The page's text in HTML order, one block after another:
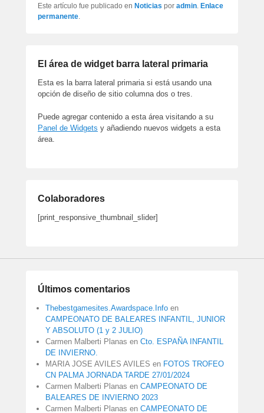
Este artículo fue publicado en Noticias por admin. Enlace
permanente.
El área de widget barra lateral primaria
Esta es la barra lateral primaria si está usando una
opción de diseño de sitio columna dos o tres.
Puede agregar contenido a esta área visitando a su
Panel de Widgets y añadiendo nuevos widgets a esta
área.
Colaboradores
[print_responsive_thumbnail_slider]
Últimos comentarios
Thebestgamesites.Awardspace.Info en
CAMPEONATO DE BALEARES INFANTIL, JUNIOR
Y ABSOLUTO (1 y 2 JULIO)
Carmen Malberti Planas en Cto. ESPAÑA INFANTIL
DE INVIERNO.
MARIA JOSE AVILES AVILES en FOTOS TROFEO
CN PALMA JORNADA TARDE 27/01/2024
Carmen Malberti Planas en CAMPEONATO DE
BALEARES DE INVIERNO 2023
Carmen Malberti Planas en CAMPEONATO DE